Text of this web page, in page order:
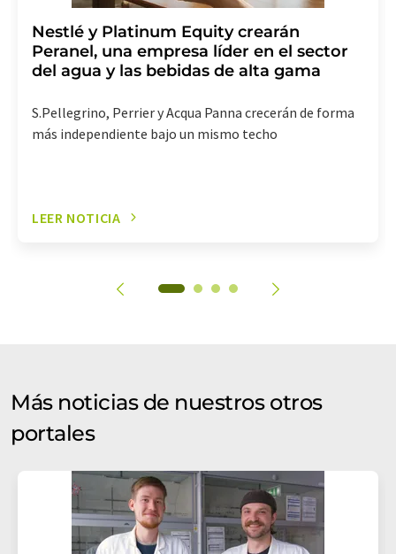
Nestlé y Platinum Equity crearán
Peranel, una empresa líder en el sector
del agua y las bebidas de alta gama
S.Pellegrino, Perrier y Acqua Panna crecerán de forma
más independiente bajo un mismo techo
LEER NOTICIA
Más noticias de nuestros otros
portales